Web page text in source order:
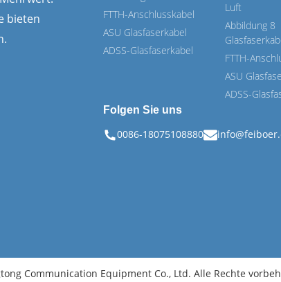
bieten
FTTH-Anschlusskabel
ASU Glasfaserkabel
ADSS-Glasfaserkabel
Luft
Abbildung 8
FTTH-
ASU
ADSS-
Folgen Sie uns
0086-18075108880
Communication Equipment Co., Ltd. Alle Rechte